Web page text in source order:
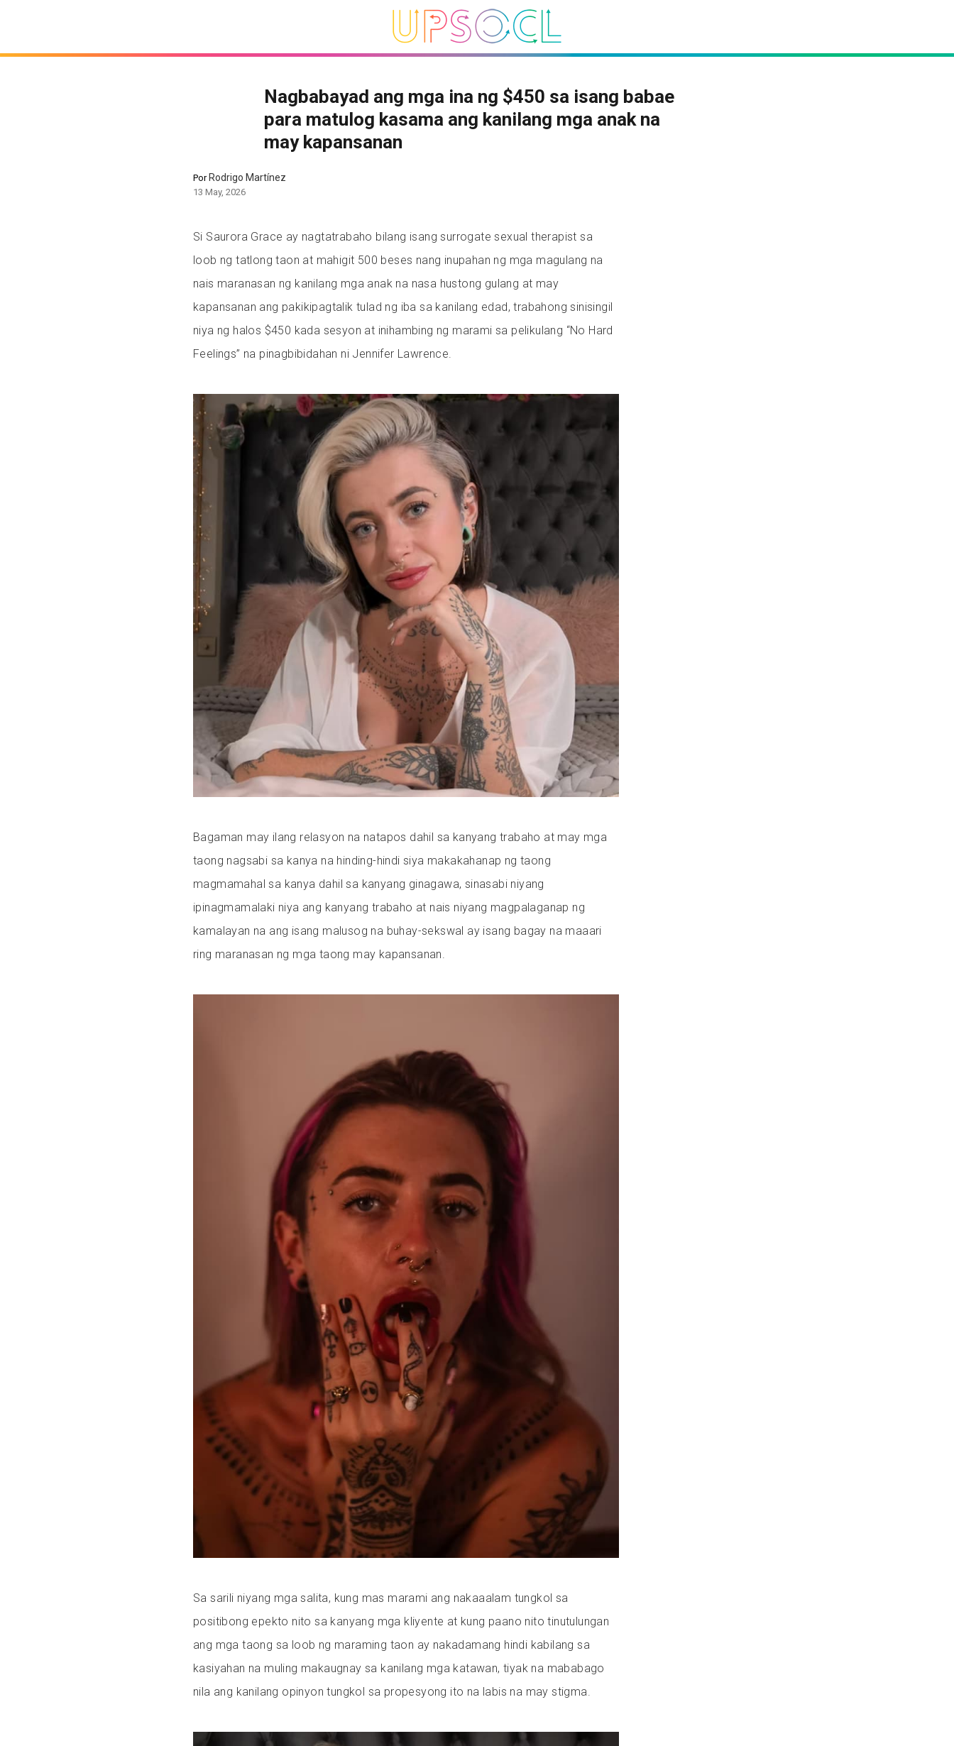
Nagbabayad ang mga ina ng $450 sa isang babae
para matulog kasama ang kanilang mga anak na
may kapansanan
PorRodrigo Martínez
13 May, 2026
Si Saurora Grace ay nagtatrabaho bilang isang surrogate sexual therapist sa
loob ng tatlong taon at mahigit 500 beses nang inupahan ng mga magulang na
nais maranasan ng kanilang mga anak na nasa hustong gulang at may
kapansanan ang pakikipagtalik tulad ng iba sa kanilang edad, trabahong sinisingil
niya ng halos $450 kada sesyon at inihambing ng marami sa pelikulang “No Hard
Feelings” na pinagbibidahan ni Jennifer Lawrence.
Bagaman may ilang relasyon na natapos dahil sa kanyang trabaho at may mga
taong nagsabi sa kanya na hinding-hindi siya makakahanap ng taong
magmamahal sa kanya dahil sa kanyang ginagawa, sinasabi niyang
ipinagmamalaki niya ang kanyang trabaho at nais niyang magpalaganap ng
kamalayan na ang isang malusog na buhay-sekswal ay isang bagay na maaari
ring maranasan ng mga taong may kapansanan.
Sa sarili niyang mga salita, kung mas marami ang nakaaalam tungkol sa
positibong epekto nito sa kanyang mga kliyente at kung paano nito tinutulungan
ang mga taong sa loob ng maraming taon ay nakadamang hindi kabilang sa
kasiyahan na muling makaugnay sa kanilang mga katawan, tiyak na mababago
nila ang kanilang opinyon tungkol sa propesyong ito na labis na may stigma.